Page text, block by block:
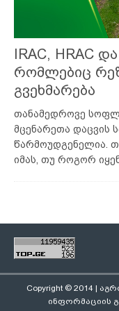
IRAC, HRAC
რომლებიც
გვეხმარება
თანამედროვე
მცენარეთა დაცვის
წარმოუდგენელია.
იმას, თუ როგორ
Copyright © 2014 |
ინფორმაციის